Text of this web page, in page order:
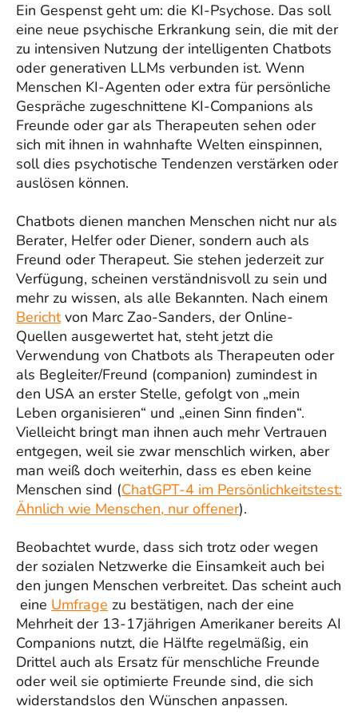
Ein Gespenst geht um: die KI-Psychose. Das soll
eine neue psychische Erkrankung sein, die mit der
zu intensiven Nutzung der intelligenten Chatbots
oder generativen LLMs verbunden ist. Wenn
Menschen KI-Agenten oder extra für persönliche
Gespräche zugeschnittene KI-Companions als
Freunde oder gar als Therapeuten sehen oder
sich mit ihnen in wahnhafte Welten einspinnen,
soll dies psychotische Tendenzen verstärken oder
auslösen können.
Chatbots dienen manchen Menschen nicht nur als
Berater, Helfer oder Diener, sondern auch als
Freund oder Therapeut. Sie stehen jederzeit zur
Verfügung, scheinen verständnisvoll zu sein und
mehr zu wissen, als alle Bekannten. Nach einem
Berichtvon Marc Zao-Sanders, der Online-
Quellen ausgewertet hat, steht jetzt die
Verwendung von Chatbots als Therapeuten oder
als Begleiter/Freund (companion) zumindest in
den USA an erster Stelle, gefolgt von „mein
Leben organisieren“ und „einen Sinn finden“.
Vielleicht bringt man ihnen auch mehr Vertrauen
entgegen, weil sie zwar menschlich wirken, aber
man weiß doch weiterhin, dass es eben keine
Menschen sind (ChatGPT-4 im Persönlichkeitstest:
Ähnlich wie Menschen, nur offener).
Beobachtet wurde, dass sich trotz oder wegen
der sozialen Netzwerke die Einsamkeit auch bei
den jungen Menschen verbreitet. Das scheint auch
eine Umfrage zu bestätigen, nach der eine
Mehrheit der 13-17jährigen Amerikaner bereits AI
Companions nutzt, die Hälfte regelmäßig, ein
Drittel auch als Ersatz für menschliche Freunde
oder weil sie optimierte Freunde sind, die sich
widerstandslos den Wünschen anpassen.